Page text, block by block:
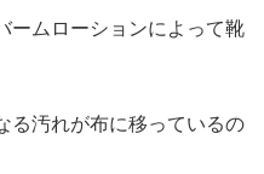
ムローションによって靴
る汚れが布に移っているの